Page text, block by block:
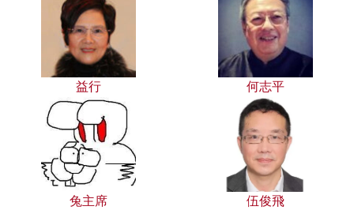
益行 何志平
兔主席 伍俊飛